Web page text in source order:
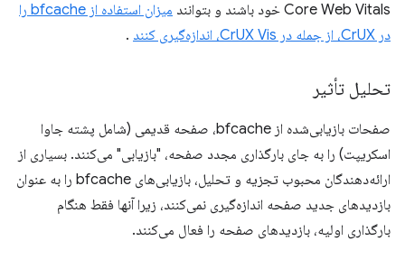
Core Web Vitals خود باشند و بتوانند
میزان استفاده از bfcache را
در CrUX، از جمله در CrUX Vis، اندازه‌گیری کنند
.
تحلیل تأثیر
صفحات بازیابی‌شده از bfcache، صفحه قدیمی (شامل پشته جاوا
اسکریپت) را به جای بارگذاری مجدد صفحه، "بازیابی" می‌کنند. بسیاری از
ارائه‌دهندگان محبوب تجزیه و تحلیل، بازیابی‌های bfcache را به عنوان
بازدیدهای جدید صفحه اندازه‌گیری نمی‌کنند، زیرا آنها فقط هنگام
بارگذاری اولیه، بازدیدهای صفحه را فعال می‌کنند.